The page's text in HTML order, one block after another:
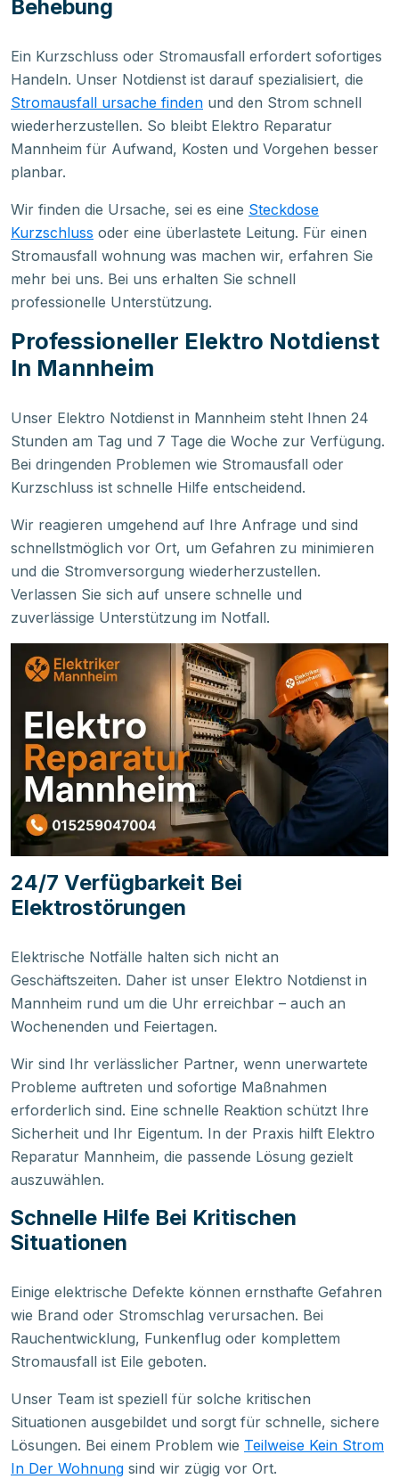
Behebung
Ein Kurzschluss oder Stromausfall erfordert sofortiges
Handeln. Unser Notdienst ist darauf spezialisiert, die
Stromausfall ursache finden und den Strom schnell
wiederherzustellen. So bleibt Elektro Reparatur
Mannheim für Aufwand, Kosten und Vorgehen besser
planbar.
Wir finden die Ursache, sei es eine Steckdose
Kurzschluss oder eine überlastete Leitung. Für einen
Stromausfall wohnung was machen wir, erfahren Sie
mehr bei uns. Bei uns erhalten Sie schnell
professionelle Unterstützung.
Professioneller Elektro Notdienst
In Mannheim
Unser Elektro Notdienst in Mannheim steht Ihnen 24
Stunden am Tag und 7 Tage die Woche zur Verfügung.
Bei dringenden Problemen wie Stromausfall oder
Kurzschluss ist schnelle Hilfe entscheidend.
Wir reagieren umgehend auf Ihre Anfrage und sind
schnellstmöglich vor Ort, um Gefahren zu minimieren
und die Stromversorgung wiederherzustellen.
Verlassen Sie sich auf unsere schnelle und
zuverlässige Unterstützung im Notfall.
24/7 Verfügbarkeit Bei
Elektrostörungen
Elektrische Notfälle halten sich nicht an
Geschäftszeiten. Daher ist unser Elektro Notdienst in
Mannheim rund um die Uhr erreichbar – auch an
Wochenenden und Feiertagen.
Wir sind Ihr verlässlicher Partner, wenn unerwartete
Probleme auftreten und sofortige Maßnahmen
erforderlich sind. Eine schnelle Reaktion schützt Ihre
Sicherheit und Ihr Eigentum. In der Praxis hilft Elektro
Reparatur Mannheim, die passende Lösung gezielt
auszuwählen.
Schnelle Hilfe Bei Kritischen
Situationen
Einige elektrische Defekte können ernsthafte Gefahren
wie Brand oder Stromschlag verursachen. Bei
Rauchentwicklung, Funkenflug oder komplettem
Stromausfall ist Eile geboten.
Unser Team ist speziell für solche kritischen
Situationen ausgebildet und sorgt für schnelle, sichere
Lösungen. Bei einem Problem wie Teilweise Kein Strom
In Der Wohnung sind wir zügig vor Ort.